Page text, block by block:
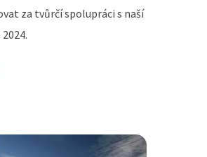
za tvůrčí spolupráci s naší